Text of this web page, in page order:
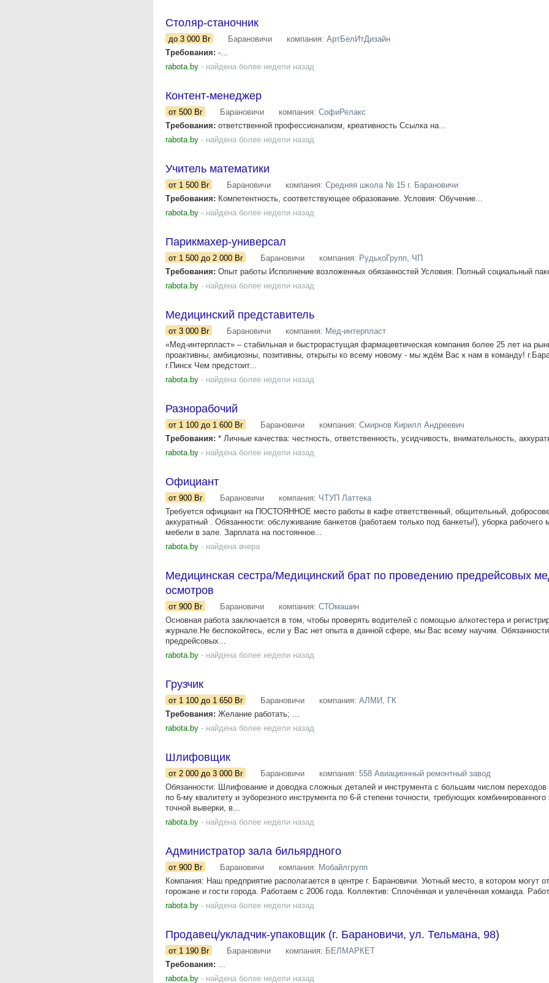
Столяр-станочник
до 3 000 Br Барановичи компания: АртБелИтДизайн
Требования: -...
rabota.by - найдена более недели назад
Контент-менеджер
от 500 Br Барановичи компания: СофиРелакс
Требования: ответственной профессионализм, креативность Ссылка на...
rabota.by - найдена более недели назад
Учитель математики
от 1 500 Br Барановичи компания: Средняя школа № 15 г. Барановичи
Требования: Компетентность, соответствующее образование. Условия: Обучение...
rabota.by - найдена более недели назад
Парикмахер-универсал
от 1 500 до 2 000 Br Барановичи компания: РудькоГрупп, ЧП
Требования: Опыт работы Исполнение возложенных обязанностей Условия: Полный социальный
rabota.by - найдена более недели назад
Медицинский представитель
от 3 000 Br Барановичи компания: Мед-интерпласт
«Мед-интерпласт» – стабильная и быстрорастущая фармацевтическая компания более 25 лет на
проактивны, амбициозны, позитивны, открыты ко всему новому - мы ждём Вас к нам в команду!
г.Пинск Чем предстоит...
rabota.by - найдена более недели назад
Разнорабочий
от 1 100 до 1 600 Br Барановичи компания: Смирнов Кирилл Андреевич
Требования: * Личные качества: честность, ответственность, усидчивость, внимательность,
rabota.by - найдена более недели назад
Официант
от 900 Br Барановичи компания: ЧТУП Латтека
Требуется официант на ПОСТОЯННОЕ место работы в кафе ответственный, общительный,
аккуратный . Обязанности: обслуживание банкетов (работаем только под банкеты!), уборка рабочего
мебели в зале. Зарплата на постоянное...
rabota.by - найдена вчера
Медицинская сестра/Медицинский брат по проведению предрейсовых
осмотров
от 900 Br Барановичи компания: СТОмашин
Основная работа заключается в том, чтобы проверять водителей с помощью алкотестера и
журнале.Не беспокойтесь, если у Вас нет опыта в данной сфере, мы Вас всему научим.
предрейсовых...
rabota.by - найдена более недели назад
Грузчик
от 1 100 до 1 650 Br Барановичи компания: АЛМИ, ГК
Требования: Желание работать; ...
rabota.by - найдена более недели назад
Шлифовщик
от 2 000 до 3 000 Br Барановичи компания: 558 Авиационный ремонтный завод
Обязанности: Шлифование и доводка сложных деталей и инструмента с большим числом переходов
по 6-му квалитету и зуборезного инструмента по 6-й степени точности, требующих комбинированного
точной выверки, в...
rabota.by - найдена более недели назад
Администратор зала бильярдного
от 900 Br Барановичи компания: Мобайлгрупп
Компания: Наш предприятие располагается в центре г. Барановичи. Уютный место, в котором могут
горожане и гости города. Работаем с 2006 года. Коллектив: Сплочённая и увлечённая команда.
rabota.by - найдена более недели назад
Продавец/укладчик-упаковщик (г. Барановичи, ул. Тельмана, 98)
от 1 190 Br Барановичи компания: БЕЛМАРКЕТ
Требования: ...
rabota.by - найдена более недели назад